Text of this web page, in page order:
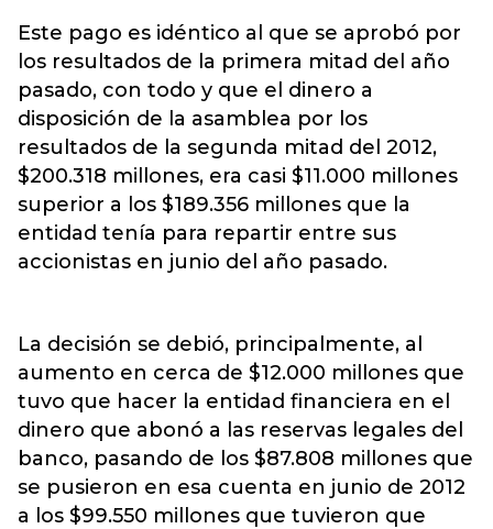
Este pago es idéntico al que se aprobó por
los resultados de la primera mitad del año
pasado, con todo y que el dinero a
disposición de la asamblea por los
resultados de la segunda mitad del 2012,
$200.318 millones, era casi $11.000 millones
superior a los $189.356 millones que la
entidad tenía para repartir entre sus
accionistas en junio del año pasado.
La decisión se debió, principalmente, al
aumento en cerca de $12.000 millones que
tuvo que hacer la entidad financiera en el
dinero que abonó a las reservas legales del
banco, pasando de los $87.808 millones que
se pusieron en esa cuenta en junio de 2012
a los $99.550 millones que tuvieron que